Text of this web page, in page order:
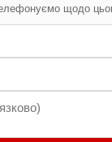
щодо